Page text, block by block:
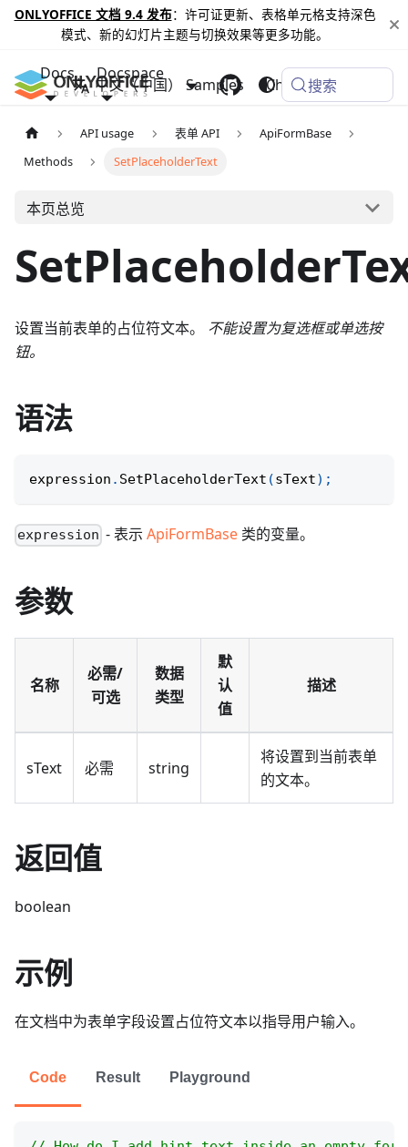
ONLYOFFICE 文档 9.4 发布：许可证更新、表格单元格支持深色
模式、新的幻灯片主题与切换效果等更多功能。
Docs Docspace
Samples Changelog
中文（中国） 搜索
API usage 表单 API
ApiFormBase
Methods
SetPlaceholderText
本页总览
设置当前表单的占位符文本。 不能设置为复选框或单选按
钮。
语法
expression . SetPlaceholderText (sText) ;
expression - 表示ApiFormBase 类的变量。
参数
名称
必需/
可选
数据
类型
默
认
值
描述
sText 必需 string
将设置到当前表单
的文本。
返回值
boolean
示例
在文档中为表单字段设置占位符文本以指导用户输入。
Code Result Playground